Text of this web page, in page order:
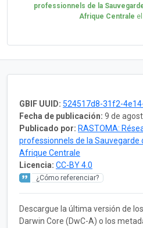
professionnels de la
Afrique Centrale el
GBIF UUID: 524517d8-31f2-
Fecha de publicación: 9 de
Publicado por: RASTOMA:
professionnels de la Sauvegarde
Afrique Centrale
Licencia: CC-BY 4.0
¿Cómo referenciar?
Descargue la última versión de
Darwin Core (DwC-A) o los